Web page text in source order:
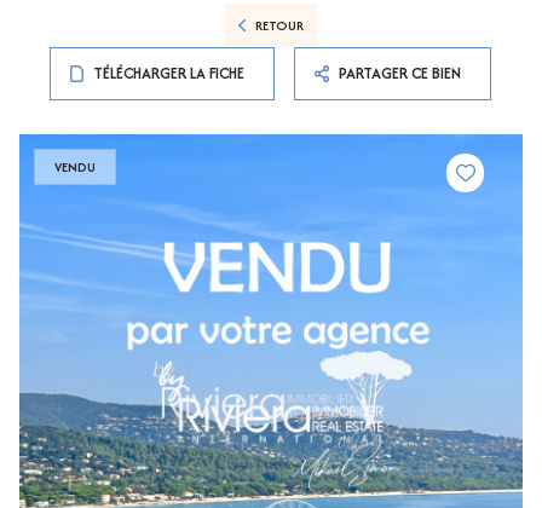
RETOUR
TÉLÉCHARGER LA FICHE PARTAGER CE BIEN
VENDU